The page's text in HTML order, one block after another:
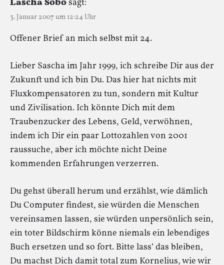
Lascha Sobosagt:
3. Januar 2007 um 12:24 Uhr
Offener Brief an mich selbst mit 24.
Lieber Sascha im Jahr 1999, ich schreibe Dir aus der
Zukunft und ich bin Du. Das hier hat nichts mit
Fluxkompensatoren zu tun, sondern mit Kultur
und Zivilisation. Ich könnte Dich mit dem
Traubenzucker des Lebens, Geld, verwöhnen,
indem ich Dir ein paar Lottozahlen von 2001
raussuche, aber ich möchte nicht Deine
kommenden Erfahrungen verzerren.
Du gehst überall herum und erzählst, wie dämlich
Du Computer findest, sie würden die Menschen
vereinsamen lassen, sie würden unpersönlich sein,
ein toter Bildschirm könne niemals ein lebendiges
Buch ersetzen und so fort. Bitte lass‘ das bleiben,
Du machst Dich damit total zum Kornelius, wie wir